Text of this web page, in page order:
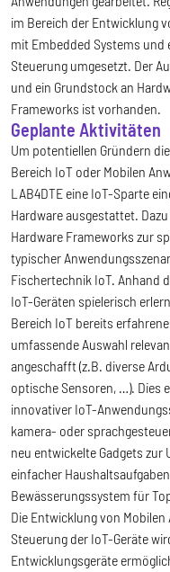
im Bereich der Entwicklung
mit Embedded Systems
Steuerung umgesetzt. Der
und ein Grundstock an
Frameworks ist vorhanden.
Geplante Aktivitäten
Um potentiellen Gründern
Bereich IoT oder Mobilen
LAB4DTE eine IoT-Sparte
Hardware ausgestattet.
Hardware Frameworks zur
typischer
Fischertechnik IoT. Anhand
IoT-Geräten spielerisch
Bereich IoT bereits
umfassende Auswahl
angeschafft (z.B. diverse
optische Sensoren, …). Dies
innovativer IoT-
kamera- oder
neu entwickelte Gadgets
einfacher
Bewässerungssystem für
Die Entwicklung von
Steuerung der IoT-Geräte
Entwicklungsgeräte